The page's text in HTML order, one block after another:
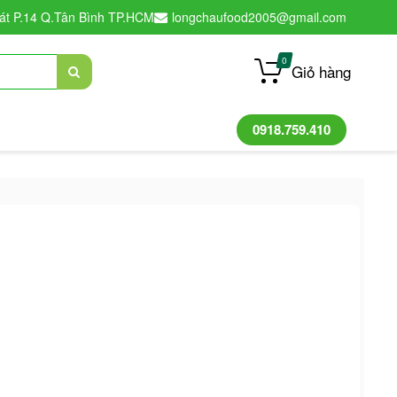
P.14 Q.Tân Bình TP.HCM longchaufood2005@gmail.com
0 Giỏ hàng
0918.759.410